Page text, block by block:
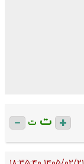
ت ت